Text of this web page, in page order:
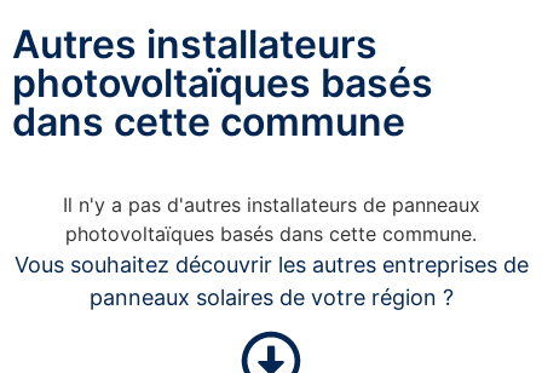
Autres installateurs
photovoltaïques basés
dans cette commune
Il n'y a pas d'autres installateurs de panneaux
photovoltaïques basés dans cette commune.
Vous souhaitez découvrir les autres entreprises de
panneaux solaires de votre région ?